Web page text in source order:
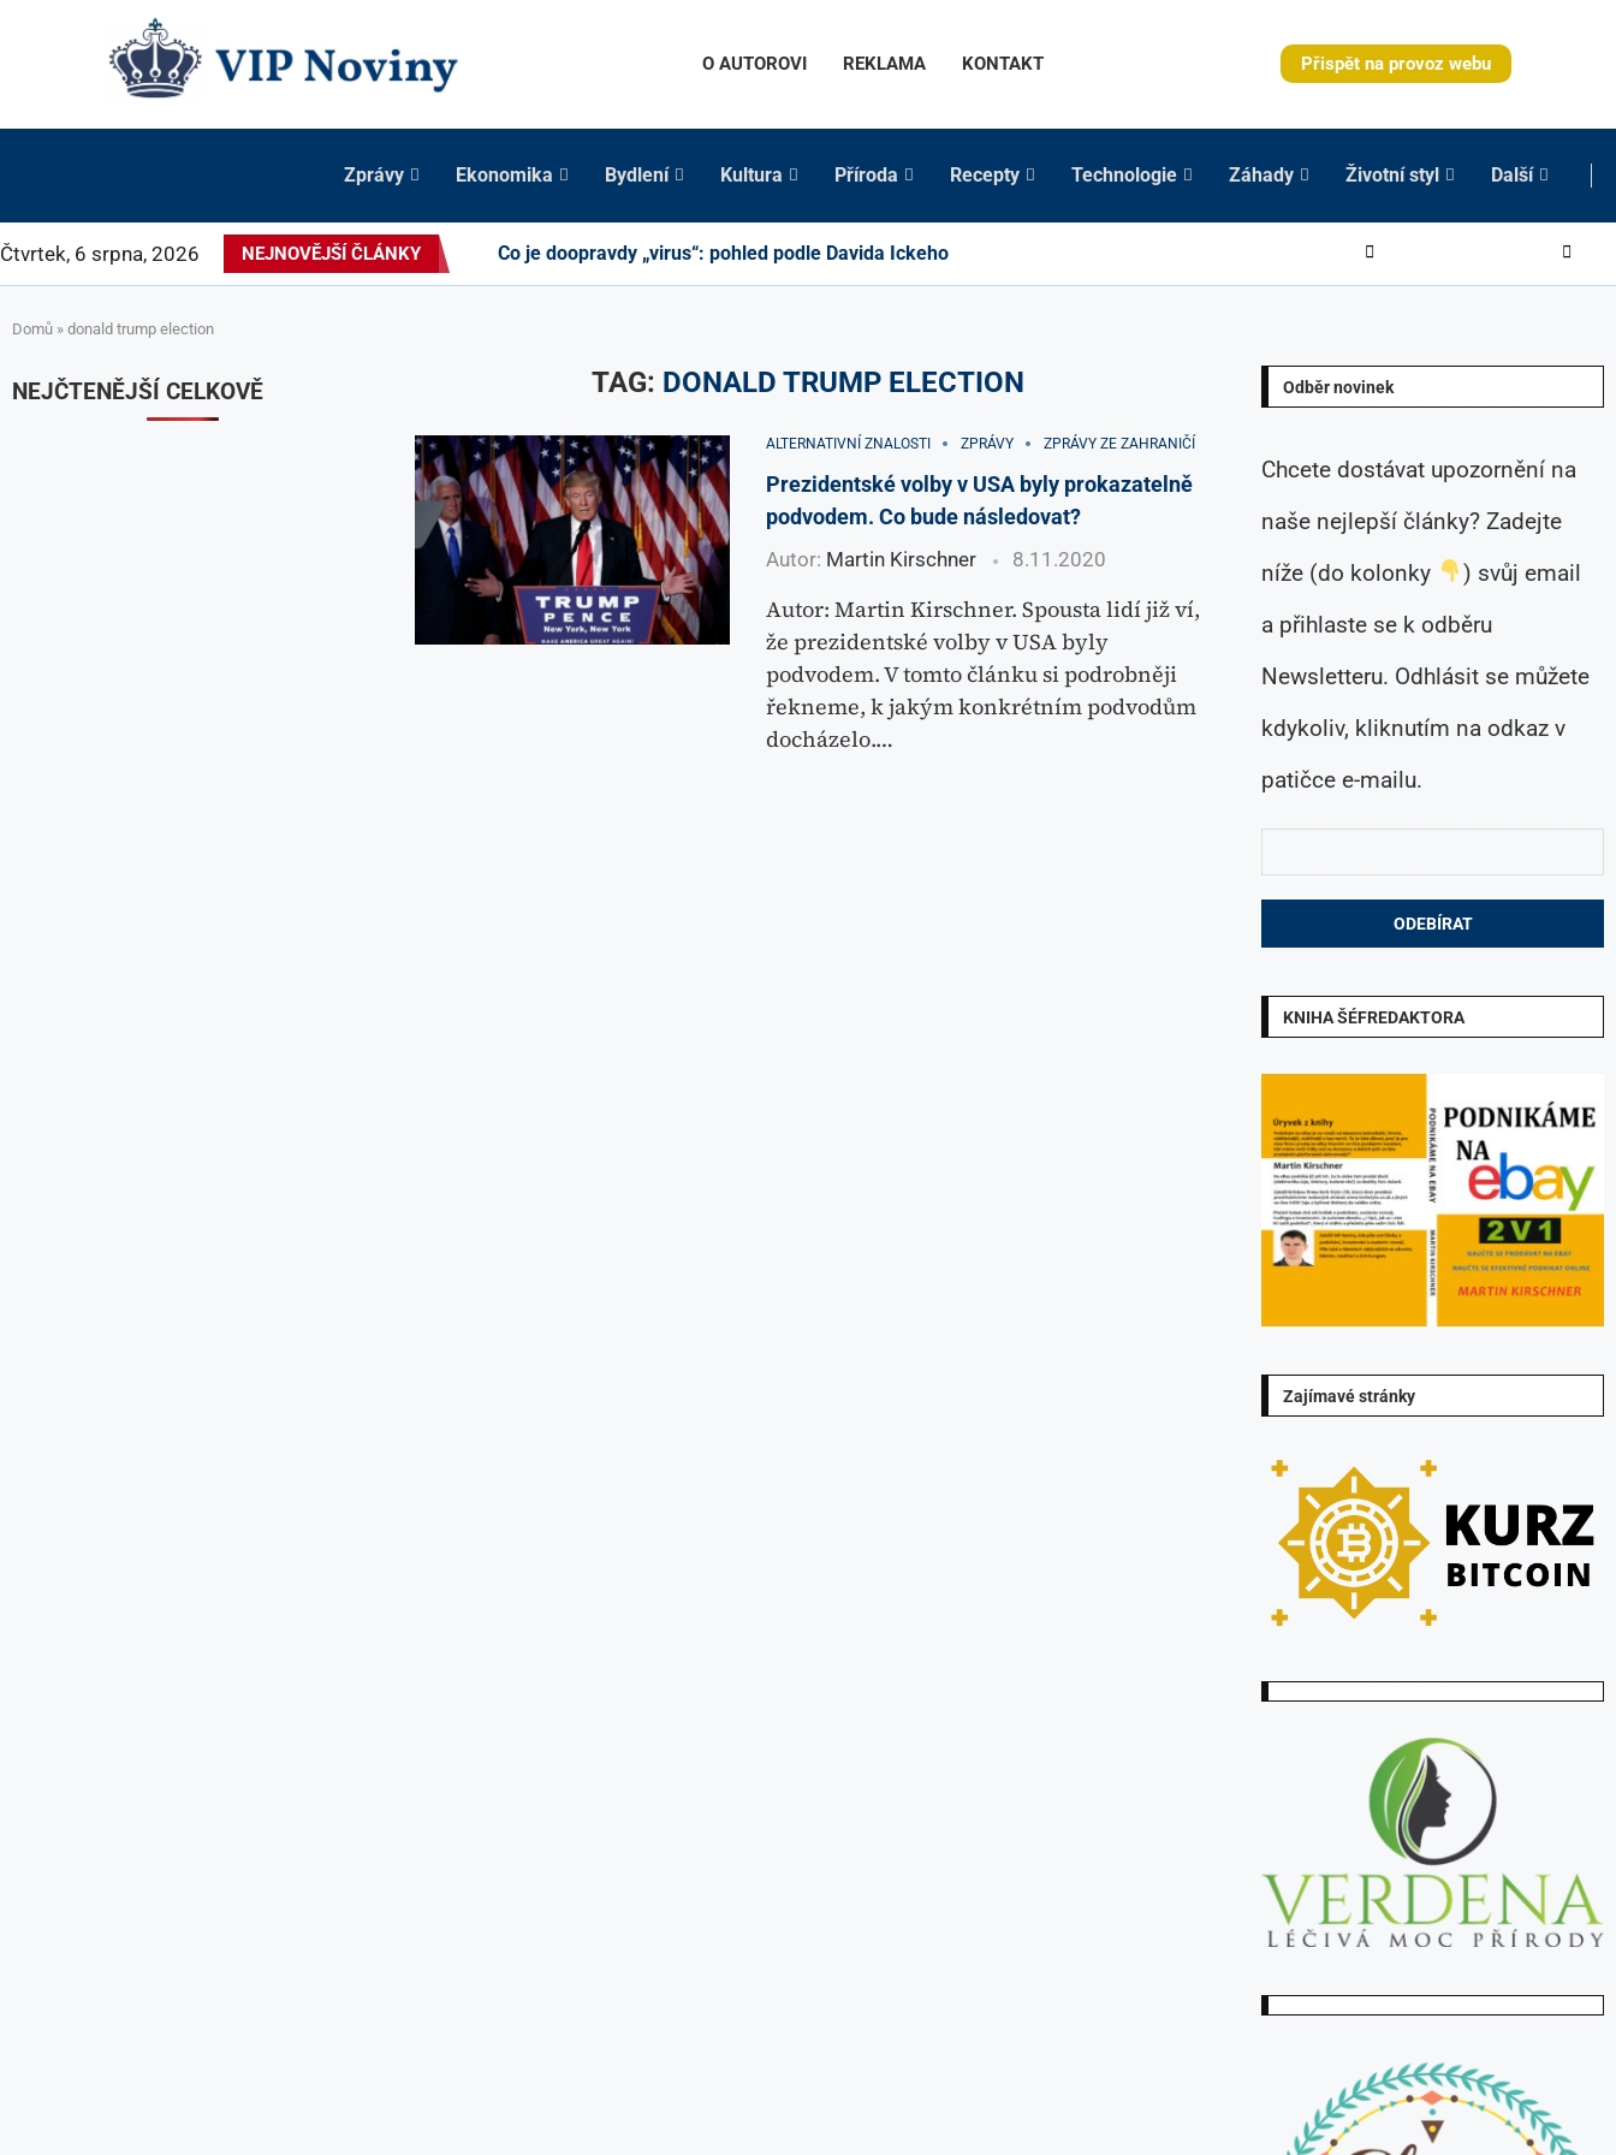
O AUTOROVI REKLAMA KONTAKT Přispět na provoz webu
Zprávy Ekonomika Bydlení Kultura Příroda Recepty Technologie Záhady Životní styl Další
Čtvrtek, 6 srpna, 2026 NEJNOVĚJŠÍ ČLÁNKY Co je doopravdy „virus“: pohled podle Davida Ickeho
Domů » donald trump election
TAG: DONALD TRUMP ELECTION
ALTERNATIVNÍ ZNALOSTI ZPRÁVY ZPRÁVY ZE ZAHRANIČÍ
Prezidentské volby v USA byly prokazatelně
podvodem. Co bude následovat?
Autor: Martin Kirschner 8.11.2020
Autor: Martin Kirschner. Spousta lidí již ví,
že prezidentské volby v USA byly
podvodem. V tomto článku si podrobněji
řekneme, k jakým konkrétním podvodům
docházelo.…
Odběr novinek
Chcete dostávat upozornění na
naše nejlepší články? Zadejte
níže (do kolonky
) svůj email
a přihlaste se k odběru
Newsletteru. Odhlásit se můžete
kdykoliv, kliknutím na odkaz v
patičce e-mailu.
KNIHA ŠÉFREDAKTORA
Zajímavé stránky
NEJČTENĚJŠÍ CELKOVĚ